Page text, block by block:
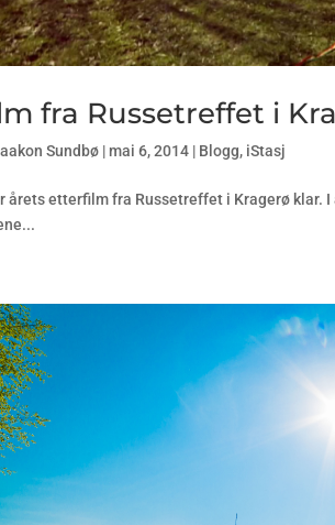
fra Russetreffet i
Sundbø |mai 6, 2014 | Blogg, iStasj
årets etterfilm fra Russetreffet i Kragerø klar.